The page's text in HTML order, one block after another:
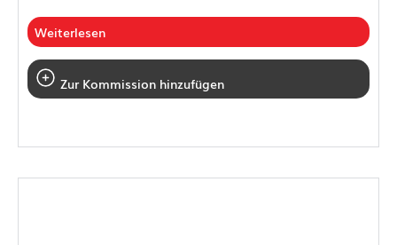
Weiterlesen
Zur Kommission hinzufügen